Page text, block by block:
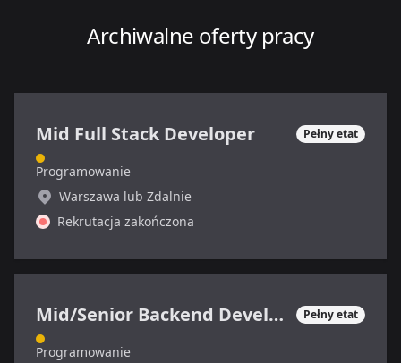
Archiwalne oferty pracy
Mid Full Stack Developer Pełny etat
Programowanie
Warszawa lub Zdalnie
Rekrutacja zakończona
Mid/Senior Backend Developer Pełny etat
Programowanie